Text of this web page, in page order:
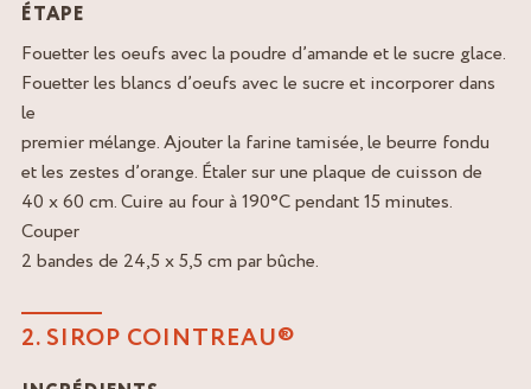
ÉTAPE
Fouetter les oeufs avec la poudre d’amande et le sucre glace.
Fouetter les blancs d’oeufs avec le sucre et incorporer dans
le
premier mélange. Ajouter la farine tamisée, le beurre fondu
et les zestes d’orange. Étaler sur une plaque de cuisson de
40 x 60 cm. Cuire au four à 190°C pendant 15 minutes.
Couper
2 bandes de 24,5 x 5,5 cm par bûche.
2. SIROP COINTREAU®